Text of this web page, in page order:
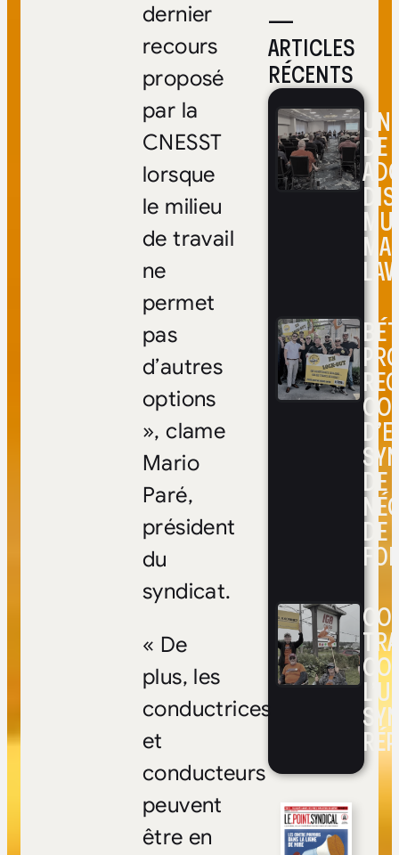
—
ARTICLES
RÉCENTS
DE
DE
DE
FOI
dernier
recours
proposé
par la
CNESST
lorsque
le milieu
de travail
ne
permet
pas
d’autres
options
», clame
Mario
Paré,
président
du
syndicat.
« De
plus, les
conductrices
et
conducteurs
peuvent
être en